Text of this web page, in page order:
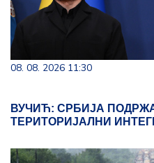
08. 08. 2026 11:30
ВУЧИЋ: СРБИЈА
ТЕРИТОРИЈАЛНИ